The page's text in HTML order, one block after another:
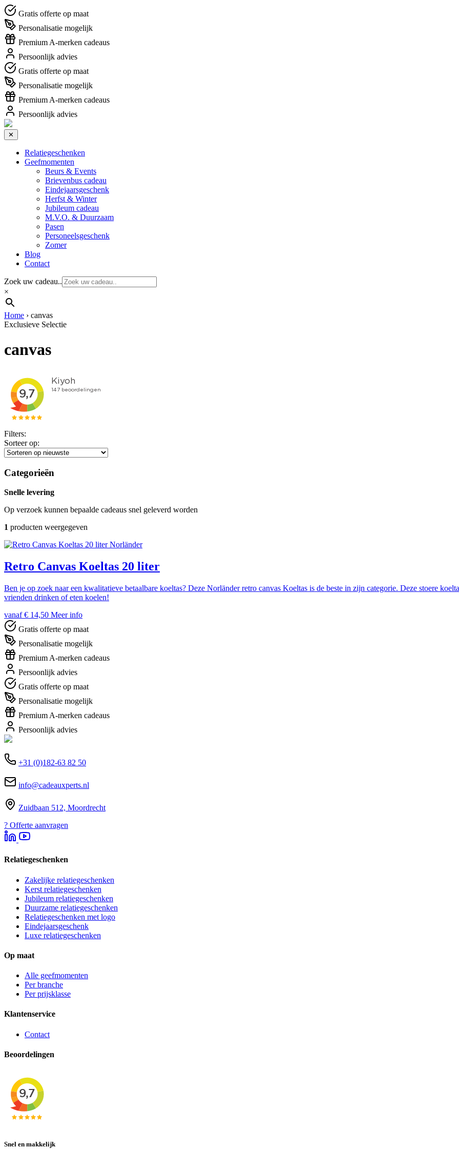
Gratis offerte op maat
Personalisatie mogelijk
Premium A-merken cadeaus
Persoonlijk advies
Gratis offerte op maat
Personalisatie mogelijk
Premium A-merken cadeaus
Persoonlijk advies
✕
Relatiegeschenken
Geefmomenten
Beurs & Events
Brievenbus cadeau
Eindejaarsgeschenk
Herfst & Winter
Jubileum cadeau
M.V.O. & Duurzaam
Pasen
Personeelsgeschenk
Zomer
Blog
Contact
Zoek uw cadeau..
×
Home › canvas
Exclusieve Selectie
canvas
Filters:
Sorteer op:
Categorieën
Snelle levering
Op verzoek kunnen bepaalde cadeaus snel geleverd worden
1 producten weergegeven
Norländer
Retro Canvas Koeltas 20 liter
Ben je op zoek naar een kwalitatieve betaalbare koeltas? Deze Norländer retro canvas Koeltas is de beste in zijn categorie. Deze stoere
vrienden drinken of eten koelen!
vanaf € 14,50 Meer info
Gratis offerte op maat
Personalisatie mogelijk
Premium A-merken cadeaus
Persoonlijk advies
Gratis offerte op maat
Personalisatie mogelijk
Premium A-merken cadeaus
Persoonlijk advies
+31 (0)182-63 82 50
info@cadeauxperts.nl
Zuidbaan 512, Moordrecht
? Offerte aanvragen
Relatiegeschenken
Zakelijke relatiegeschenken
Kerst relatiegeschenken
Jubileum relatiegeschenken
Duurzame relatiegeschenken
Relatiegeschenken met logo
Eindejaarsgeschenk
Luxe relatiegeschenken
Op maat
Alle geefmomenten
Per branche
Per prijsklasse
Klantenservice
Contact
Beoordelingen
Snel en makkelijk